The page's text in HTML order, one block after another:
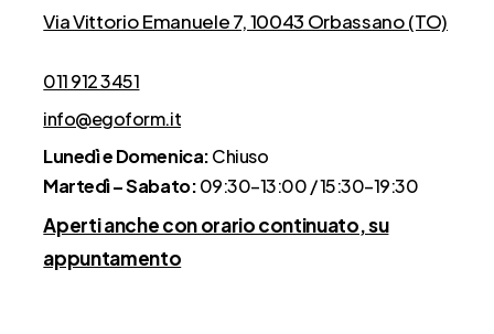
Via Vittorio Emanuele 7, 10043 Orbassano (TO)
011 912 3451
info@egoform.it
Lunedì e Domenica:Chiuso
Martedì – Sabato:09:30–13:00 / 15:30–19:30
Aperti anche con orario continuato, su
appuntamento